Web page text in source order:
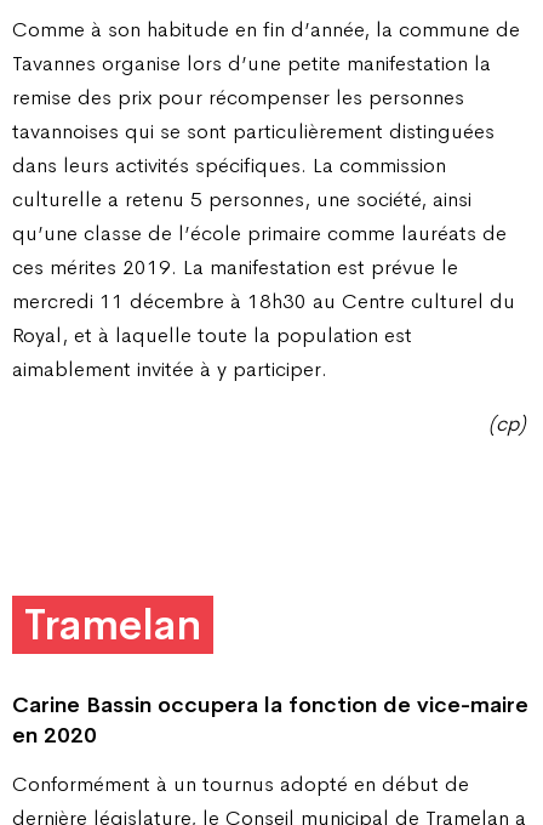
Comme à son habitude en fin d’année, la commune de
Tavannes organise lors d’une petite manifestation la
remise des prix pour récompenser les personnes
tavannoises qui se sont particulièrement distinguées
dans leurs activités spécifiques. La commission
culturelle a retenu 5 personnes, une société, ainsi
qu’une classe de l’école primaire comme lauréats de
ces mérites 2019. La manifestation est prévue le
mercredi 11 décembre à 18h30 au Centre culturel du
Royal, et à laquelle toute la population est
aimablement invitée à y participer.
(cp)
Tramelan
Carine Bassin occupera la fonction de vice-maire
en 2020
Conformément à un tournus adopté en début de
dernière législature, le Conseil municipal de Tramelan a